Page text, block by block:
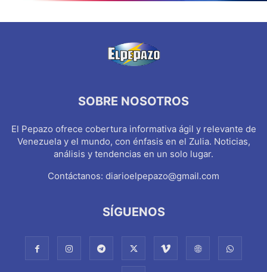
SOBRE NOSOTROS
El Pepazo ofrece cobertura informativa ágil y relevante de
Venezuela y el mundo, con énfasis en el Zulia. Noticias,
análisis y tendencias en un solo lugar.
Contáctanos: diarioelpepazo@gmail.com
SÍGUENOS